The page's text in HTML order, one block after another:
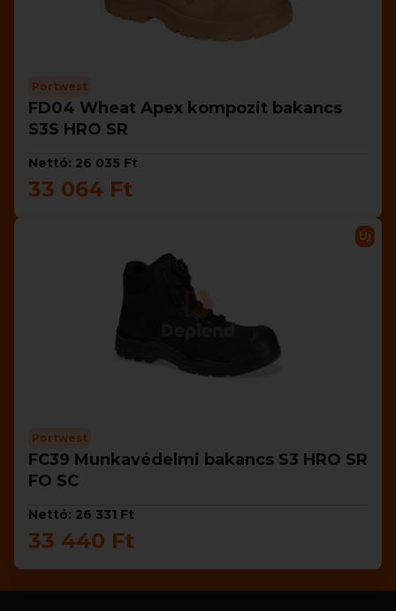
Portwest
FD04 Wheat Apex kompozit bakancs
S3S HRO SR
Nettó: 26 035 Ft
33 064 Ft
Új
Portwest
FC39 Munkavédelmi bakancs S3 HRO SR
FO SC
Nettó: 26 331 Ft
33 440 Ft